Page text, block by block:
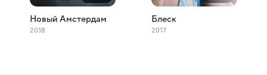
Новый Амстердам
2018
Блеск
2017